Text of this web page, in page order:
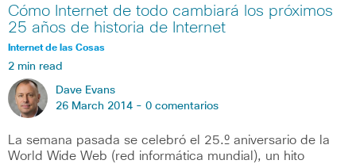
Cómo Internet de todo cambiará los próximos
25 años de historia de Internet
Internet de las Cosas
2 min read
Dave Evans
26 March 2014 - 0 comentarios
La semana pasada se celebró el 25.º aniversario de la
World Wide Web (red informática mundial), un hito